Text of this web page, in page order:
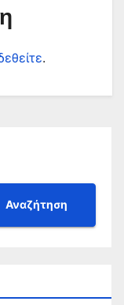
.
Αναζήτηση